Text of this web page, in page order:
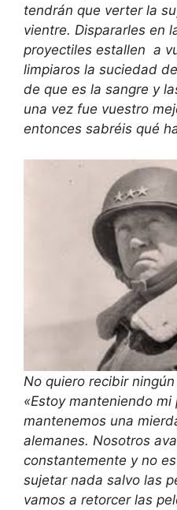
tendrán que verter la
vientre. Dispararles en
proyectiles estallen a
limpiaros la suciedad
de que es la sangre y
una vez fue vuestro
entonces sabréis qué
No quiero recibir
«Estoy manteniendo
mantenemos una
alemanes. Nosotros
constantemente y no
sujetar nada salvo las
vamos a retorcer las